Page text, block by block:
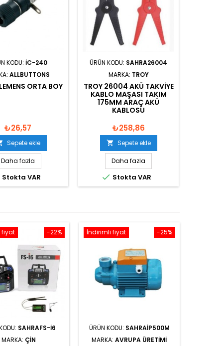
KODU: IC-240
ALLBUTTONS
ORTA BOY
₺26,57
Sepete ekle
Daha fazla
Stokta VAR
ÜRÜN KODU: SAHRA26004
MARKA: TROY
TROY 26004 AKÜ TAKVIYE
KABLO MAŞASI TAKIM
175MM ARAÇ AKÜ
KABLOSU
₺258,86
 Sepete ekle
Daha fazla
 Stokta VAR
-22%
fiyat
SAHRAFS-I6
MARKA: ÇIN
-25%
İndirimli fiyat
ÜRÜN KODU: SAHRAIP500M
MARKA:AVRUPA ÜRETIMI